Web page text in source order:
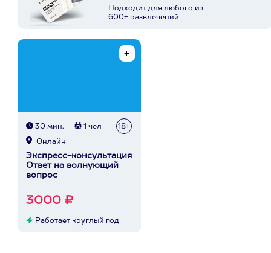
Подходит для любого из
600+ развлечений
30 мин. 1 чел 18+
Онлайн
Экспресс-консультация
Ответ на волнующий
вопрос
3000 ₽
Работает круглый год